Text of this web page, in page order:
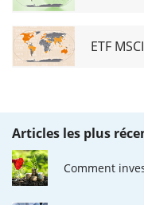
ETF
Articles les plus
Comment